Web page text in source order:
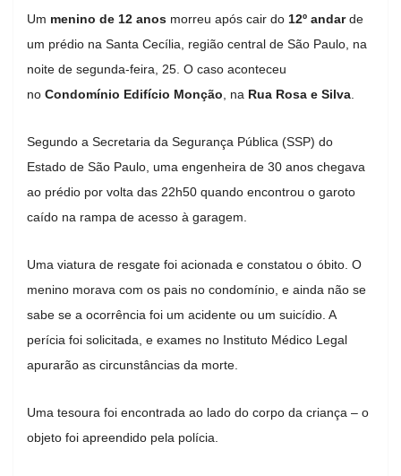
Um menino de 12 anos morreu após cair do 12º andarde
um prédio na Santa Cecília, região central de São Paulo, na
noite de segunda-feira, 25. O caso aconteceu
no Condomínio Edifício Monção , na Rua Rosa e Silva
Segundo a Secretaria da Segurança Pública (SSP) do
Estado de São Paulo, uma engenheira de 30 anos chegava
ao prédio por volta das 22h50 quando encontrou o garoto
caído na rampa de acesso à garagem.
Uma viatura de resgate foi acionada e constatou o óbito. O
menino morava com os pais no condomínio, e ainda não se
sabe se a ocorrência foi um acidente ou um suicídio. A
perícia foi solicitada, e exames no Instituto Médico Legal
apurarão as circunstâncias da morte.
Uma tesoura foi encontrada ao lado do corpo da criança – o
objeto foi apreendido pela polícia.